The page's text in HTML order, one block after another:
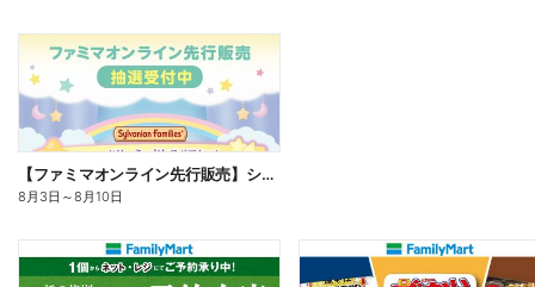
【ファミマオンライン先行販売】シルバニアファミリー
8月3日 ～8月10日